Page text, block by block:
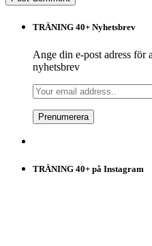
TRÄNING 40+ Nyhetsbrev
Ange din e-post adress för
nyhetsbrev
TRÄNING 40+ på Instagram